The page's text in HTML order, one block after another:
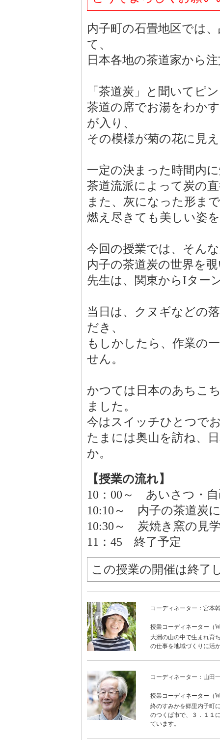
内子町の石畳地区では
て、
日本各地の茶道家から
「茶道炭」と聞いてピ
茶道の席でお湯をわか
が入り、
その模様が菊の花に見
一定の決まった時間内
茶道流派によって炭の
また、灰になった形ま
燃え尽きても美しい姿
今回の授業では、そん
内子の茶道炭の世界を
先生は、関東からIター
当日は、クヌギなどの
だき、
もしかしたら、作業の
せん。
かつては日本のあちこ
ました。
今はスイッチひとつで
たまには奥山を訪ね、
か。
【授業の流れ】
10：00～ あいさつ・
10:10～ 内子の茶道炭
10:30～ 炭焼き窯の見
11：45 終了予定
この授業の開催は終了
コーディネーター：宮本
授業コーディネーター（
大洲の山の中で生まれ育
の仕事を地域づくりに活
コーディネーター：山田
授業コーディネーター（
終のすみかを郷里内子町
のつくば市で、３．１１
ています。